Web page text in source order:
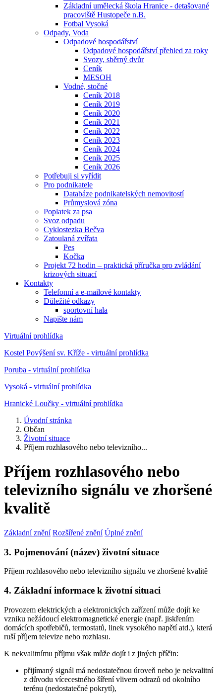
Základní umělecká škola Hranice - detašované
pracoviště Hustopeče n.B.
Fotbal Vysoká
Odpady, Voda
Odpadové hospodářství
Odpadové hospodářství přehled za roky
Svozy, sběrný dvůr
Ceník
MESOH
Vodné, stočné
Ceník 2018
Ceník 2019
Ceník 2020
Ceník 2021
Ceník 2022
Ceník 2023
Ceník 2024
Ceník 2025
Ceník 2026
Potřebuji si vyřídit
Pro podnikatele
Databáze podnikatelských nemovitostí
Průmyslová zóna
Poplatek za psa
Svoz odpadu
Cyklostezka Bečva
Zatoulaná zvířata
Pes
Kočka
Projekt 72 hodin – praktická příručka pro zvládání
krizových situací
Kontakty
Telefonní a e-mailové kontakty
Důležité odkazy
sportovní hala
Napište nám
Virtuální prohlídka
Kostel Povýšení sv. Kříže - virtuální prohlídka
Poruba - virtuální prohlídka
Vysoká - virtuální prohlídka
Hranické Loučky - virtuální prohlídka
Úvodní stránka
Občan
Životní situace
Příjem rozhlasového nebo televizního...
Příjem rozhlasového nebo
televizního signálu ve zhoršené
kvalitě
Základní znění Rozšířené znění Úplné znění
3. Pojmenování (název) životní situace
Příjem rozhlasového nebo televizního signálu ve zhoršené kvalitě
4. Základní informace k životní situaci
Provozem elektrických a elektronických zařízení může dojít ke
vzniku nežádoucí elektromagnetické energie (např. jiskřením
domácích spotřebičů, termostatů, linek vysokého napětí atd.), která
ruší příjem televize nebo rozhlasu.
K nekvalitnímu příjmu však může dojít i z jiných příčin:
přijímaný signál má nedostatečnou úroveň nebo je nekvalitní
z důvodu vícecestného šíření vlivem odrazů od okolního
terénu (nedostatečné pokrytí),